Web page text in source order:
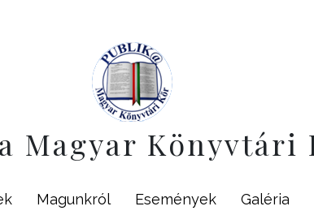
Magyar Könyvtári
Magunkról Események Galéria